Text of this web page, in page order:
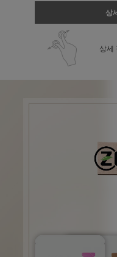
상
상세